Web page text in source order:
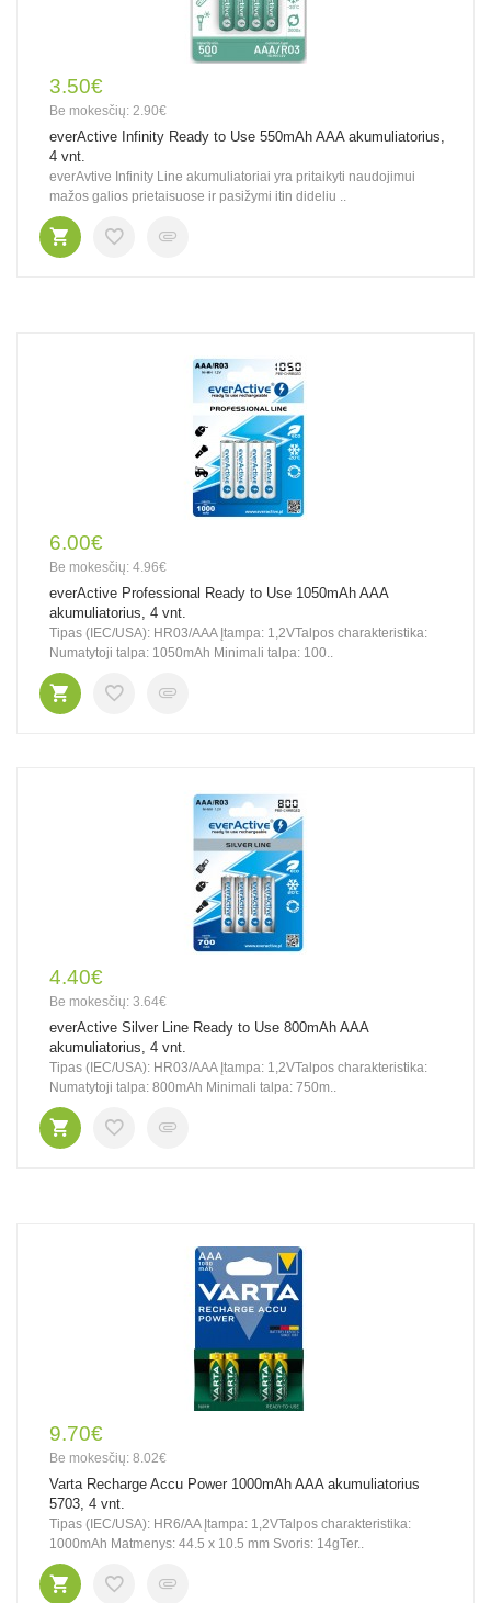
3.50€
Be mokesčių: 2.90€
everActive Infinity Ready to Use 550mAh AAA akumuliatorius,
4 vnt.
everAvtive Infinity Line akumuliatoriai yra pritaikyti naudojimui
mažos galios prietaisuose ir pasižymi itin dideliu ..
6.00€
Be mokesčių: 4.96€
everActive Professional Ready to Use 1050mAh AAA
akumuliatorius, 4 vnt.
Tipas (IEC/USA): HR03/AAA Įtampa: 1,2VTalpos charakteristika:
Numatytoji talpa: 1050mAh Minimali talpa: 100..
4.40€
Be mokesčių: 3.64€
everActive Silver Line Ready to Use 800mAh AAA
akumuliatorius, 4 vnt.
Tipas (IEC/USA): HR03/AAA Įtampa: 1,2VTalpos charakteristika:
Numatytoji talpa: 800mAh Minimali talpa: 750m..
9.70€
Be mokesčių: 8.02€
Varta Recharge Accu Power 1000mAh AAA akumuliatorius
5703, 4 vnt.
Tipas (IEC/USA): HR6/AA Įtampa: 1,2VTalpos charakteristika:
1000mAh Matmenys: 44.5 x 10.5 mm Svoris: 14gTer..